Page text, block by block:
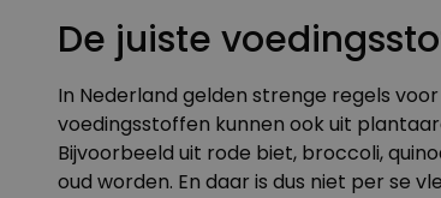
De juiste
In Nederland gelden strenge regels
voedingsstoffen kunnen ook uit
Bijvoorbeeld uit rode biet, broccoli,
oud worden. En daar is dus niet per se